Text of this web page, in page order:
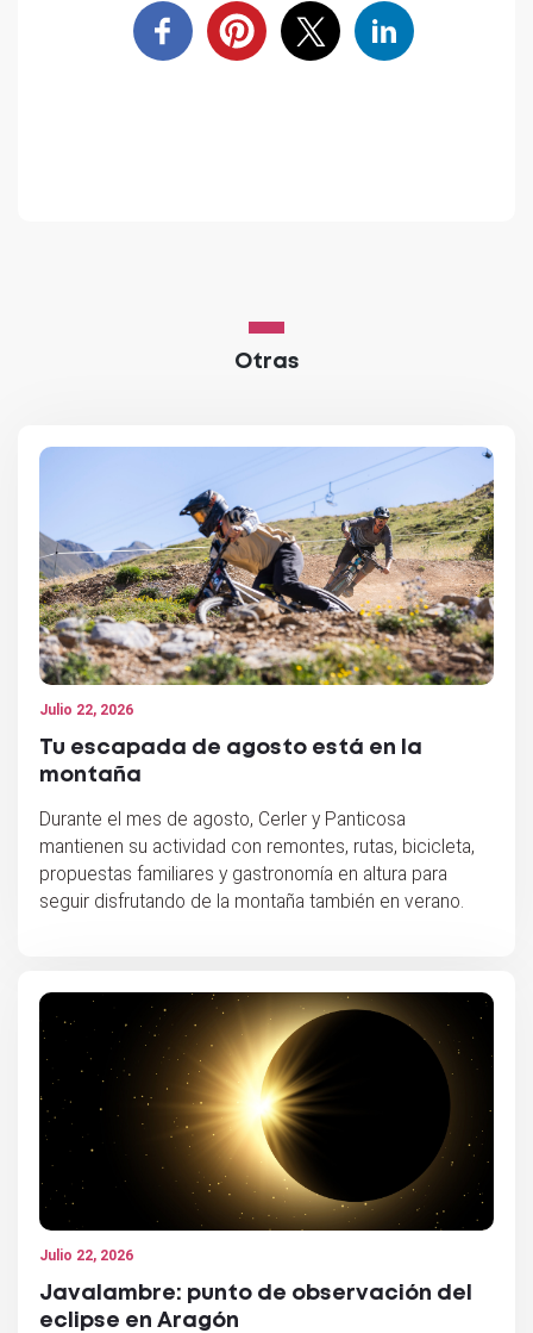
Otras
Julio 22, 2026
Tu escapada de agosto está en la
montaña
Durante el mes de agosto, Cerler y Panticosa
mantienen su actividad con remontes, rutas, bicicleta,
propuestas familiares y gastronomía en altura para
seguir disfrutando de la montaña también en verano.
Julio 22, 2026
Javalambre: punto de observación del
eclipse en Aragón